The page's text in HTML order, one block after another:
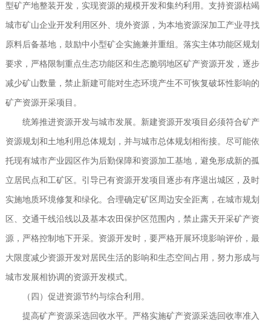
型矿产地整装开发，实现资源的规模开发和集约利用。支持资源枯竭
城市矿山企业开发利用区外、境外资源，为本地资源深加工产业寻找
原料后备基地，鼓励中小型矿企实施兼并重组。落实主体功能区规划
要求，严格限制重点生态功能区和生态脆弱地区矿产资源开发，逐步
减少矿山数量，禁止新建可能对生态环境产生不可恢复破坏性影响的
矿产资源开采项目。
统筹推进资源开发与城市发展。新建资源开发项目必须符合矿产
资源规划和土地利用总体规划，并与城市总体规划相衔接。尽可能依
托现有城市产业园区作为后勤保障和资源加工基地，避免形成新的孤
立居民点和工矿区。引导已有资源开发项目逐步有序退出城区，及时
实施地质环境修复和绿化。合理确定矿区周边安全距离，在城市规划
区、交通干线沿线以及基本农田保护区范围内，禁止露天开采矿产资
源，严格控制地下开采。资源开发时，要严格开展环境影响评价，最
大限度减少资源开发对居民生活的影响和生态空间占用，努力形成与
城市发展相协调的资源开发模式。
（四）促进资源节约与综合利用。
提高矿产资源采选回收水平。严格实施矿产资源采选回收率准入